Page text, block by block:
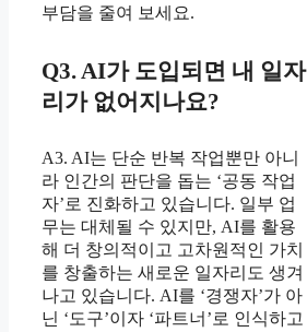
부담을 줄여 보세요.
Q3. AI가 도입되면 내 일자
리가 없어지나요?
A3. AI는 단순 반복 작업뿐만 아니
라 인간의 판단을 돕는 ‘공동 작업
자’로 진화하고 있습니다. 일부 업
무는 대체될 수 있지만, AI를 활용
해 더 창의적이고 고차원적인 가치
를 창출하는 새로운 일자리도 생겨
나고 있습니다. AI를 ‘경쟁자’가 아
닌 ‘도구’이자 ‘파트너’로 인식하고